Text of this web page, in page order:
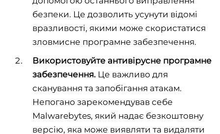
безпеки. Це дозволить усунути відомі
вразливості, якими може скористатися
зловмисне програмне забезпечення.
Використовуйте антивірусне програмне
забезпечення. Це важливо для
сканування та запобігання атакам.
Непогано зарекомендував себе
Malwarebytes, який надає безкоштовну
версію, яка може виявляти та видаляти